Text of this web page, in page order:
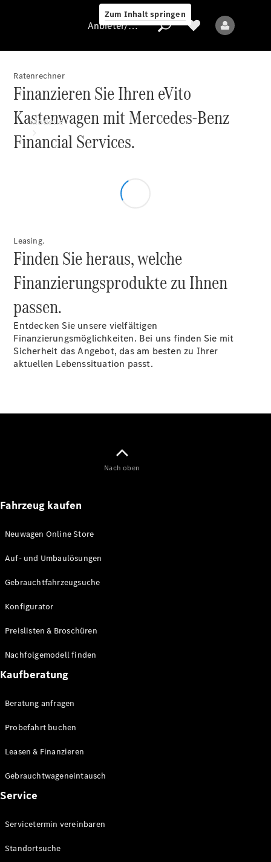
Zum Inhalt springen
Anbieter/Datenschutz
Modelle
Elektromodelle
Sprinter
Doppelkabine
Sprinter
Vito
Vito
Kastenwagen
Vito
Business
Vito Tourer
V-Klasse
Anbieter/Datenschutz
Ratenrechner
Finanzieren Sie Ihren eVito
Kastenwagen mit Mercedes-Benz
Financial Services.
Leasing.
Finden Sie heraus, welche
Finanzierungsprodukte zu Ihnen
passen.
Entdecken Sie unsere vielfältigen
Finanzierungsmöglichkeiten. Bei uns finden Sie mit
Sicherheit das Angebot, das am besten zu Ihrer
aktuellen Lebenssituation passt.
Nach oben
Fahrzeug kaufen
Neuwagen Online Store
Auf- und Umbaulösungen
Gebrauchtfahrzeugsuche
Konfigurator
Preislisten & Broschüren
Nachfolgemodell finden
Kaufberatung
Beratung anfragen
Probefahrt buchen
Leasen & Finanzieren
Gebrauchtwageneintausch
Service
Servicetermin vereinbaren
Standortsuche